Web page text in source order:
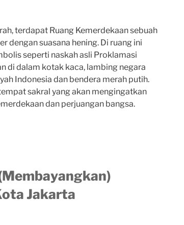
terdapat Ruang Kemerdekaan sebuah
dengan suasana hening. Di ruang ini
seperti naskah asli Proklamasi
di dalam kotak kaca, lambing negara
Indonesia dan bendera merah putih.
sakral yang akan mengingatkan
dan perjuangan bangsa.
Jakarta